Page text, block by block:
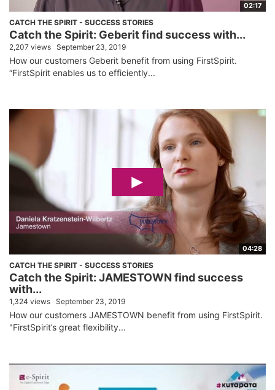
02:17
CATCH THE SPIRIT - SUCCESS STORIES
Catch the Spirit: Geberit find success with...
2,207 views September 23, 2019
How our customers Geberit benefit from using FirstSpirit.
“FirstSpirit enables us to efficiently...
04:28
CATCH THE SPIRIT - SUCCESS STORIES
Catch the Spirit: JAMESTOWN find success
with...
1,324 views September 23, 2019
How our customers JAMESTOWN benefit from using FirstSpirit.
"FirstSpirit’s great flexibility...